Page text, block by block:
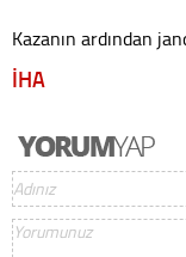
Kazanın ardından
İHA